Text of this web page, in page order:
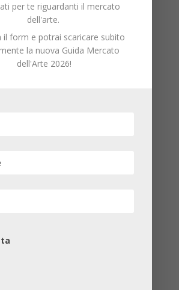
per te riguardanti il mercato
dell'arte.
il form e potrai scaricare subito
la nuova Guida Mercato
dell'Arte 2026!